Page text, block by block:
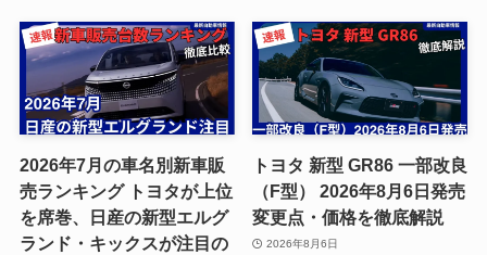
2026年7月の車名別新車販
売ランキング トヨタが上位
を席巻、日産の新型エルグ
ランド・キックスが注目の
トヨタ 新型 GR86 一部改良
（F型） 2026年8月6日発売
変更点・価格を徹底解説
2026年8月6日